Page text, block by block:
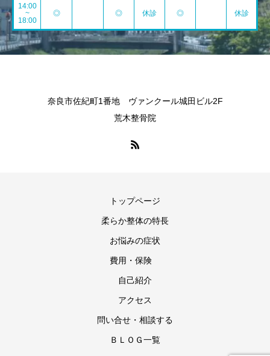
14:00
~
18:00
◎ ◎ 休診 ◎ 休診
奈良市佐紀町1番地 ヴァンクール城田ビル2F
荒木整骨院
トップページ
柔らか整体の特長
お悩みの症状
費用・保険
自己紹介
アクセス
問い合せ・相談する
ＢＬＯＧ一覧